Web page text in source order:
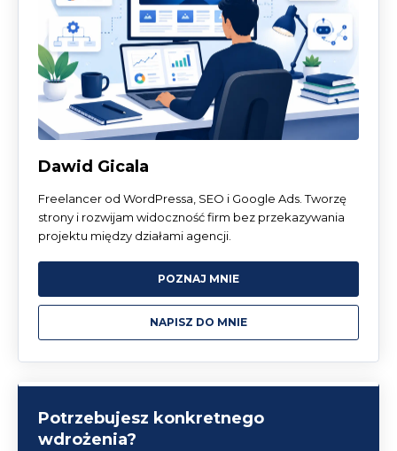
Dawid Gicala
Freelancer od WordPressa, SEO i Google Ads. Tworzę
strony i rozwijam widoczność firm bez przekazywania
projektu między działami agencji.
POZNAJ MNIE
NAPISZ DO MNIE
Potrzebujesz konkretnego
wdrożenia?